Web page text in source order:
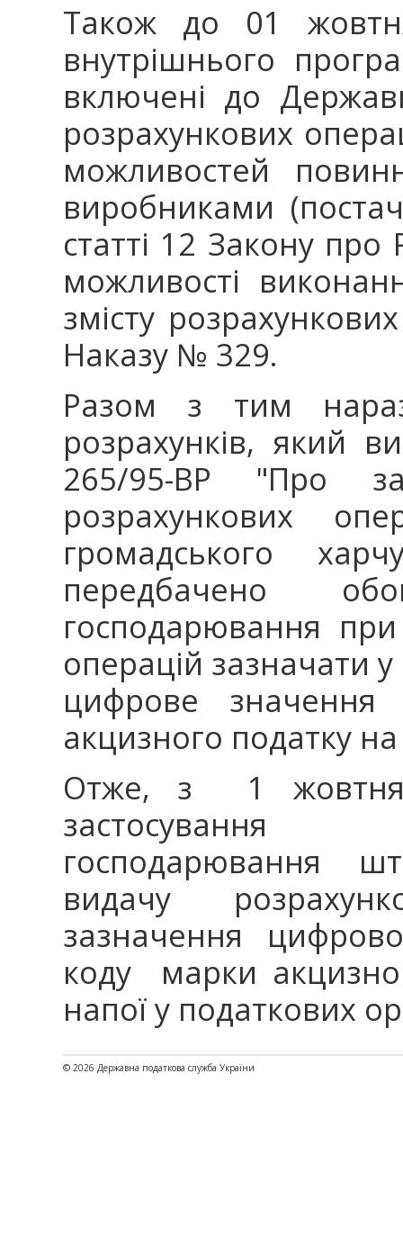
Також до 01
внутрішнього
включені до
розрахункових
можливостей
виробниками
статті 12 Закону
можливості
змісту
Наказу № 329.
Разом з тим
розрахунків, який
265/95-ВР "Про
розрахункових
громадського
передбачено
господарювання при
операцій зазначати
цифрове
акцизного податку
Отже, з 1 жовтня
застосування
господарювання
видачу
зазначення
коду марки
напої у податкових
© 2026 Державна податкова служба України